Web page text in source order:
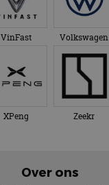
VinFast Volkswagen
XPeng Zeekr
Over ons